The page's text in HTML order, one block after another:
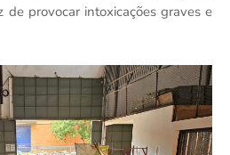
provocar intoxicações graves e